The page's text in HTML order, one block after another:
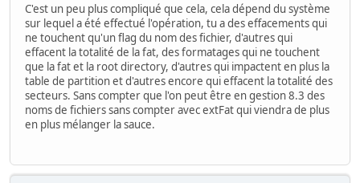
C'est un peu plus compliqué que cela, cela dépend du système
sur lequel a été effectué l'opération, tu a des effacements qui
ne touchent qu'un flag du nom des fichier, d'autres qui
effacent la totalité de la fat, des formatages qui ne touchent
que la fat et la root directory, d'autres qui impactent en plus la
table de partition et d'autres encore qui effacent la totalité des
secteurs. Sans compter que l'on peut être en gestion 8.3 des
noms de fichiers sans compter avec extFat qui viendra de plus
en plus mélanger la sauce.